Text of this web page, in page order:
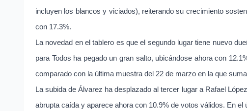
incluyen los blancos y viciados), reiterando su crecimiento
con 17.3%.
La novedad en el tablero es que el segundo lugar tiene nuevo
para Todos ha pegado un gran salto, ubicándose ahora con
comparado con la última muestra del 22 de marzo en la que
La subida de Álvarez ha desplazado al tercer lugar a Rafael
abrupta caída y aparece ahora con 10.9% de votos válidos. En el